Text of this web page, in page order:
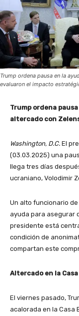
Trump ordena pausa en la
evaluaron el impacto
Trump ordena
altercado con
Washington, D.C. El
(03.03.2025) una
llega tres días
ucraniano, Volodimir
Un alto funcionario
ayuda para asegurar
presidente está
condición de
compartan este
Altercado en la
El viernes pasado,
acalorada en la Casa